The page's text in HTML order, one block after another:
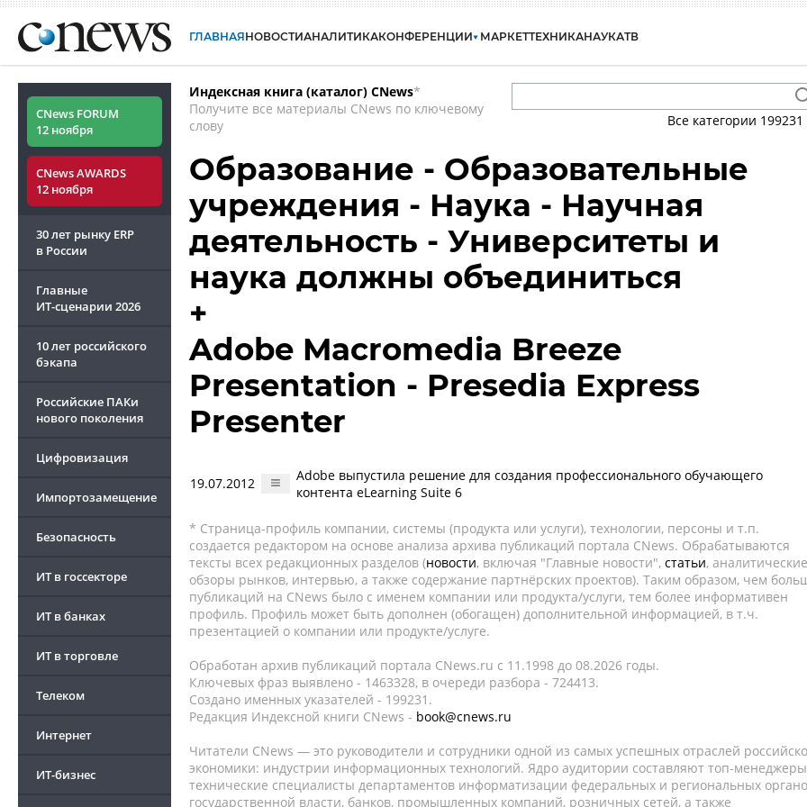
ГЛАВНАЯНОВОСТИАНАЛИТИКАКОНФЕРЕНЦИИ МАРКЕТТЕХНИКАНАУКАТВ
CNews FORUM
12 ноября
CNews AWARDS
12 ноября
30 лет рынку ERP
в России
Главные
ИТ-сценарии 2026
10 лет российского
бэкапа
Российские ПАКи
нового поколения
Цифровизация
Импортозамещение
Безопасность
ИТ в госсекторе
ИТ в банках
ИТ в торговле
Телеком
Интернет
ИТ-бизнес
Индексная книга (каталог) CNews*
Получите все материалы CNews по ключевому
слову
Все категории 199231
Образование - Образовательные
учреждения - Наука - Научная
деятельность - Университеты и
наука должны объединиться
+
Adobe Macromedia Breeze
Presentation - Presedia Express
Presenter
19.07.2012
Adobe выпустила решение для создания профессионального обучающего
контента eLearning Suite 6
* Страница-профиль компании, системы (продукта или услуги), технологии, персоны и т.п.
создается редактором на основе анализа архива публикаций портала CNews. Обрабатываются
тексты всех редакционных разделов (новости, включая "Главные новости", статьи, аналитические
обзоры рынков, интервью, а также содержание партнёрских проектов). Таким образом, чем
публикаций на CNews было с именем компании или продукта/услуги, тем более информативен
профиль. Профиль может быть дополнен (обогащен) дополнительной информацией, в т.ч.
презентацией о компании или продукте/услуге.
Обработан архив публикаций портала CNews.ru c 11.1998 до 08.2026 годы.
Ключевых фраз выявлено - 1463328, в очереди разбора - 724413.
Создано именных указателей - 199231.
Редакция Индексной книги CNews - book@cnews.ru
Читатели CNews — это руководители и сотрудники одной из самых успешных отраслей
экономики: индустрии информационных технологий. Ядро аудитории составляют топ-
технические специалисты департаментов информатизации федеральных и региональных
государственной власти, банков, промышленных компаний, розничных сетей, а также